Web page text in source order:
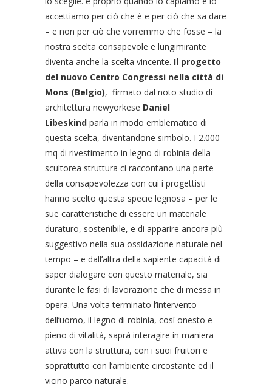
accettiamo per ciò che è e per ciò che sa dare
– e non per ciò che vorremmo che fosse – la
nostra scelta consapevole e lungimirante
diventa anche la scelta vincente. Il progetto
del nuovo Centro Congressi nella città di
Mons (Belgio), firmato dal noto studio di
architettura newyorkese Daniel
Libeskind parla in modo emblematico di
questa scelta, diventandone simbolo. I 2.000
mq di rivestimento in legno di robinia della
scultorea struttura ci raccontano una parte
della consapevolezza con cui i progettisti
hanno scelto questa specie legnosa – per le
sue caratteristiche di essere un materiale
duraturo, sostenibile, e di apparire ancora più
suggestivo nella sua ossidazione naturale nel
tempo – e dall’altra della sapiente capacità di
saper dialogare con questo materiale, sia
durante le fasi di lavorazione che di messa in
opera. Una volta terminato l’intervento
dell’uomo, il legno di robinia, così onesto e
pieno di vitalità, saprà interagire in maniera
attiva con la struttura, con i suoi fruitori e
soprattutto con l’ambiente circostante ed il
vicino parco naturale.